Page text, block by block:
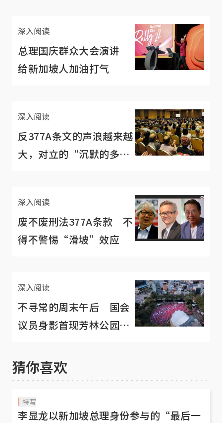
深入阅读
总理国庆群众大会演讲
给新加坡人加油打气
深入阅读
反377A条文的声浪越来越
大，对立的“沉默的多
深入阅读
废不废刑法377A条款 不
得不警惕“滑坡”效应
深入阅读
不寻常的周末午后 国会
议员身影首现芳林公园
猜你喜欢
特写
李显龙以新加坡总理身份参与的“最后一